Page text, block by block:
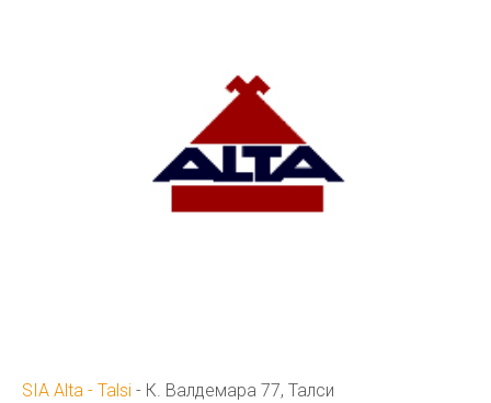
SIA Alta - Talsi - К. Валдемара 77, Талси